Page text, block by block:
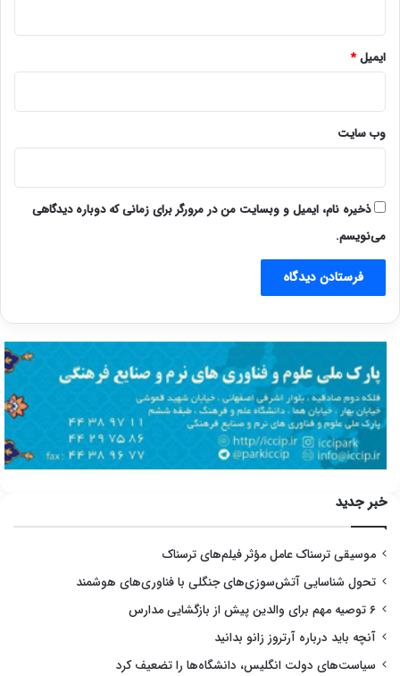
ایمیل*
وب‌ سایت
ذخیره نام، ایمیل و وبسایت من در مرورگر برای زمانی که دوباره دیدگاهی
می‌نویسم.
خبر جدید
موسیقی ترسناک عامل مؤثر فیلم‌های ترسناک
تحول شناسایی آتش‌سوزی‌های جنگلی با فناوری‌های هوشمند
۶ توصیه مهم برای والدین پیش از بازگشایی مدارس
آنچه باید درباره آرتروز زانو بدانید
سیاست‌های دولت انگلیس، دانشگاه‌ها را تضعیف کرد